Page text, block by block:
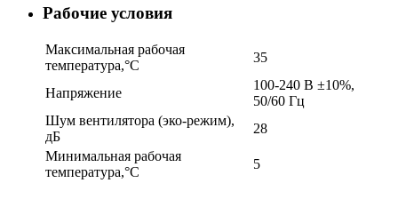
Рабочие условия
Максимальная рабочая
температура,°C
35
Напряжение
100-240 В ±10%,
50/60 Гц
Шум вентилятора (эко-режим),
дБ
28
Минимальная рабочая
температура,°C
5